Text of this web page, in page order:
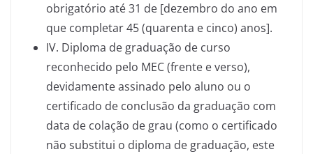
obrigatório até 31 de [dezembro do ano em
que completar 45 (quarenta e cinco) anos].
IV. Diploma de graduação de curso
reconhecido pelo MEC (frente e verso),
devidamente assinado pelo aluno ou o
certificado de conclusão da graduação com
data de colação de grau (como o certificado
não substitui o diploma de graduação, este